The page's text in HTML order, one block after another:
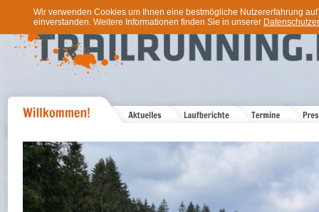
Wir verwenden Cookies um Ihnen eine bestmögliche Nutzererfahrung
einverstanden. Weitere Informationen finden Sie in unserer